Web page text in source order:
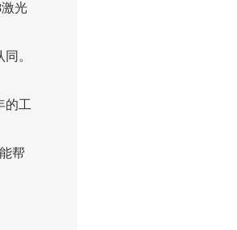
光
。
的工
帮